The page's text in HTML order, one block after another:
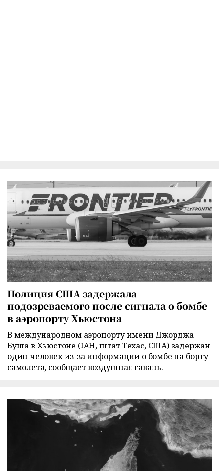
Полиция США задержала
подозреваемого после сигнала о бомбе
в аэропорту Хьюстона
В международном аэропорту имени Джорджа
Буша в Хьюстоне (IAH, штат Техас, США) задержан
один человек из-за информации о бомбе на борту
самолета, сообщает воздушная гавань.